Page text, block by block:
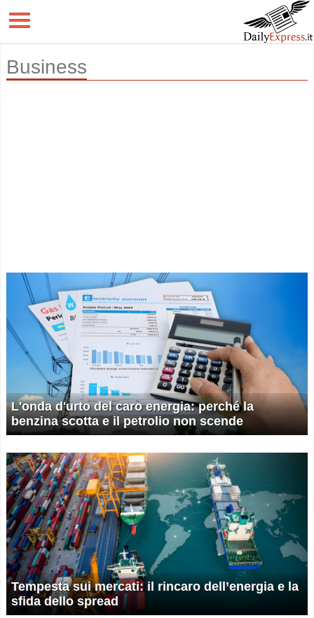
Business
L'onda d'urto del caro energia: perché la
benzina scotta e il petrolio non scende
Tempesta sui mercati: il rincaro dell’energia e la
sfida dello spread